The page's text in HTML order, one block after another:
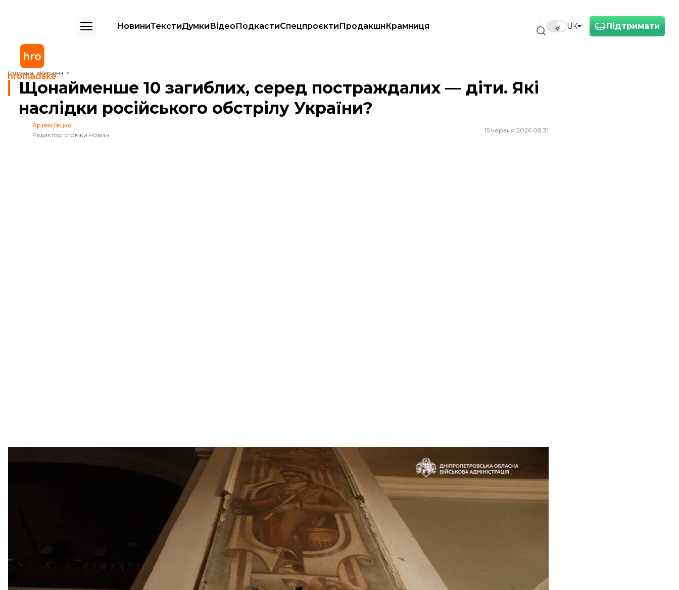
Підтримати
UK
НовиниТекстиДумкиВідеоПодкастиСпецпроєктиПродакшнКрамниця
Головна Україна
Щонайменше 10 загиблих, серед постраждалих — діти. Які наслідки російського обстрілу України?
Щонайменше 10 загиблих, серед постраждалих — діти. Які
наслідки російського обстрілу України?
Артем Гецко
Редактор стрічки новин
15 червня 2026 08:31
Наслідки російських ударів по закладі культури у Дніпру
Telegram / Олександр Ганжа
У ніч проти 15 травня росіяни запустили по Україні 70 ракет і 611 дрони, внаслідок чого відомо про щонайменше 10 загиблих,
Про це повідомили в обласних адміністраціях та ДСНС Київщини.
Повітряних сил, станом на 08:00 збито/придушено 632 цілі — 50 ракет та 582 безпілотники різних типів. Однак
було зафіксовано влучання 20 балістичних ракет та 27 ударних БпЛА на 42 локаціях, а також падіння збитих (уламки) БпЛА
Київська область